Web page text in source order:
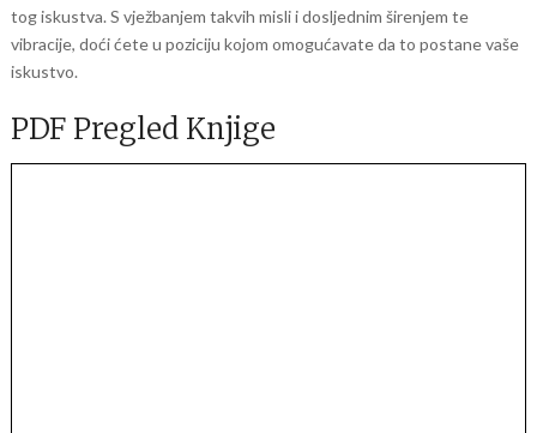
tog iskustva. S vježbanjem takvih misli i dosljednim širenjem te
vibracije, doći ćete u poziciju kojom omogućavate da to postane vaše
iskustvo.
PDF Pregled Knjige